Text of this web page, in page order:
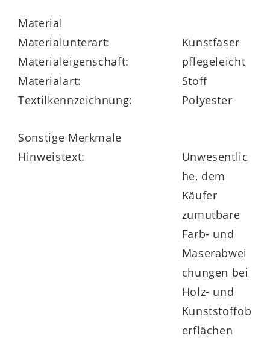
Highlights
Nutzungsdauer bis zu acht Stunden am
Tag
Material
Materialunterart:
Kunstfaser
Materialeigenschaft:
pflegeleicht
Materialart:
Stoff
Textilkennzeichnung:
Polyester
Sonstige Merkmale
Hinweistext:
Unwesentlic
he, dem
Käufer
zumutbare
Farb- und
Maserabwei
chungen bei
Holz- und
Kunststoffob
erflächen